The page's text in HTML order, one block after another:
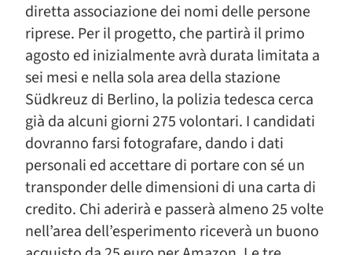
diretta associazione dei nomi delle persone
riprese. Per il progetto, che partirà il primo
agosto ed inizialmente avrà durata limitata a
sei mesi e nella sola area della stazione
Südkreuz di Berlino, la polizia tedesca cerca
già da alcuni giorni 275 volontari. I candidati
dovranno farsi fotografare, dando i dati
personali ed accettare di portare con sé un
transponder delle dimensioni di una carta di
credito. Chi aderirà e passerà almeno 25 volte
nell’area dell’esperimento riceverà un buono